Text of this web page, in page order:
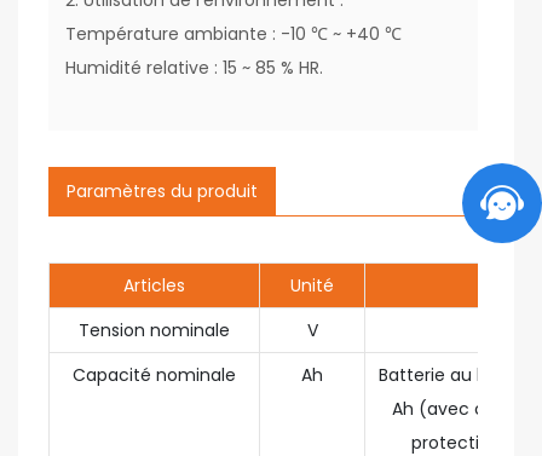
Température ambiante : -10 ℃ ~ +40 ℃
Humidité relative : 15 ~ 85 % HR.
Paramètres du produit
Articles Unité
Tension nominale
V
Capacité nominale
Ah
Batterie au lithium
Ah (avec circuit
protection et